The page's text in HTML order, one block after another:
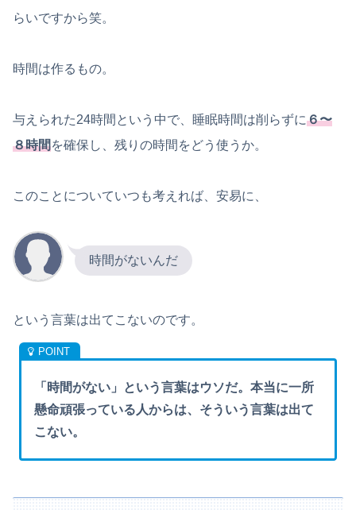
らいですから笑。
時間は作るもの。
与えられた24時間という中で、睡眠時間は削らずに６〜
８時間を確保し、残りの時間をどう使うか。
このことについていつも考えれば、安易に、
時間がないんだ
という言葉は出てこないのです。
「時間がない」という言葉はウソだ。本当に一所
懸命頑張っている人からは、そういう言葉は出て
こない。